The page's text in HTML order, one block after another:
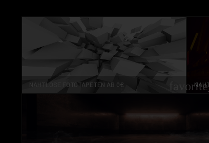
NAHTLOSE FOTOTAPETEN AB 0€